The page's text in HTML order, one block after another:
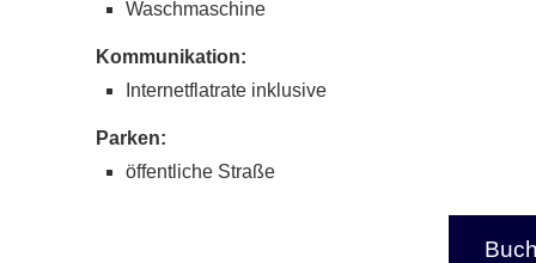
Waschmaschine
Kommunikation:
Internetflatrate inklusive
Parken:
öffentliche Straße